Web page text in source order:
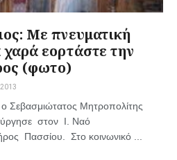
Με πνευματική
εορτάστε την
(φωτο)
Σεβασμιώτατος Μητροπολίτης
στον Ι. Ναό
Πασσίου. Στο κοινωνικό ...